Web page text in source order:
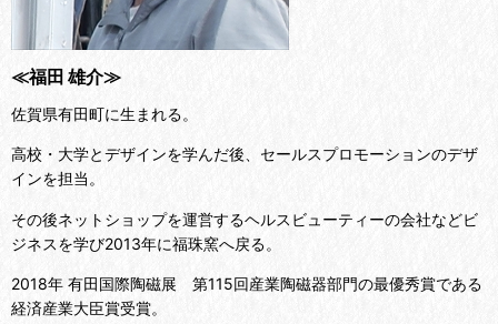
≪福田 雄介≫
佐賀県有田町に生まれる。
高校・大学とデザインを学んだ後、セールスプロモーションのデザ
インを担当。
その後ネットショップを運営するヘルスビューティーの会社などビ
ジネスを学び2013年に福珠窯へ戻る。
2018年 有田国際陶磁展 第115回産業陶磁器部門の最優秀賞である
経済産業大臣賞受賞。